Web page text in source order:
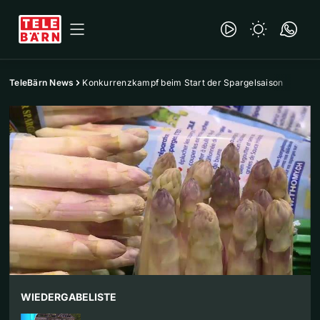
TeleBärn News Konkurrenzkampf beim Start der Spargelsaison
WIEDERGABELISTE